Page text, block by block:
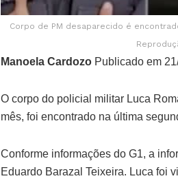
Corpo de PM desaparecido é
Manoela Cardozo Publicado em
O corpo do policial militar Luca
mês, foi encontrado na última
Conforme informações do G1, a
Eduardo Barazal Teixeira. Luca foi